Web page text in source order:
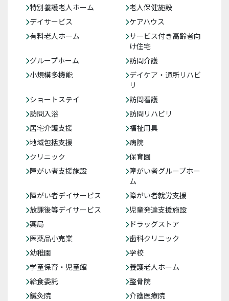
特別養護老人ホーム
老人保健施設
デイサービス
ケアハウス
有料老人ホーム
サービス付き高齢者向
け住宅
グループホーム
訪問介護
小規模多機能
デイケア・通所リハビ
リ
ショートステイ
訪問看護
訪問入浴
訪問リハビリ
居宅介護支援
福祉用具
地域包括支援
病院
クリニック
保育園
障がい者支援施設
障がい者グループホー
ム
障がい者デイサービス
障がい者就労支援
放課後等デイサービス
児童発達支援施設
薬局
ドラッグストア
医薬品小売業
歯科クリニック
幼稚園
学校
学童保育・児童館
養護老人ホーム
給食委託
整骨院
鍼灸院
介護医療院